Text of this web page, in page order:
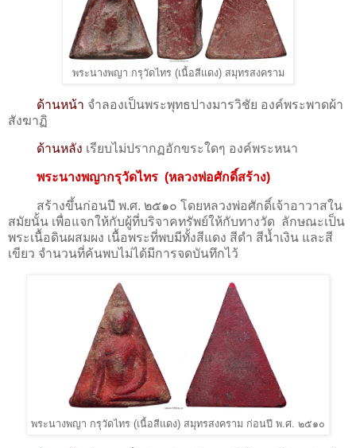
พระนางพญา กรุวัดไทร (เนื้อสีแดง) สมุทรสงคราม
ด้านหน้า จำลองเป็นพระพุทธปางมารวิชัย องค์พระพาดผ้า
สังฆาฏิ
ด้านหลัง เรียบไม่ปรากฏอักขระใดๆ องค์พระหนา
พระนางพญากรุวัดไทร (หลวงพ่อศักดิ์สร้าง)
สร้างขึ้นก่อนปี พ.ศ. ๒๕๑๐ โดยหลวงพ่อศักดิ์เจ้าอาวาสใน
สมัยนั้น เพื่อแจกให้กับผู้ที่บริจาคทรัพย์ให้กับทางวัด ลักษณะเป็น
พระเนื้อดินผสมผง เนื้อพระที่พบมีทั้งสีแดง สีดำ สีน้ำเงิน และสี
เขียว จำนวนที่ค้นพบไม่ได้มีการจดบันทึกไว้
พระนางพญา กรุวัดไทร (เนื้อสีแดง) สมุทรสงคราม ก่อนปี พ.ศ. ๒๕๑๐